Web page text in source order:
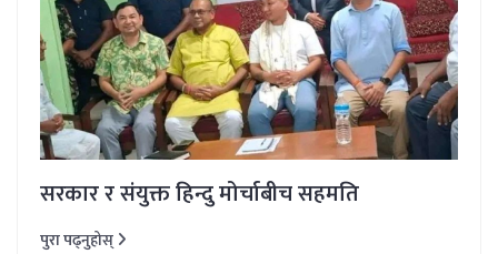
सरकार र संयुक्त हिन्दु मोर्चाबीच सहमति
पुरा पढ्नुहोस्